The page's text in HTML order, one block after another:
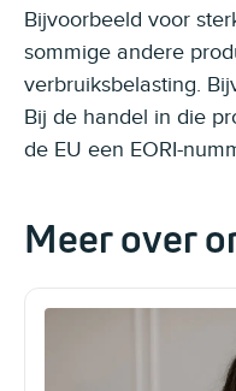
Bijvoorbeeld voor
sommige andere
verbruiksbelasting.
Bij de handel in die
de EU een EORI-
Meer over